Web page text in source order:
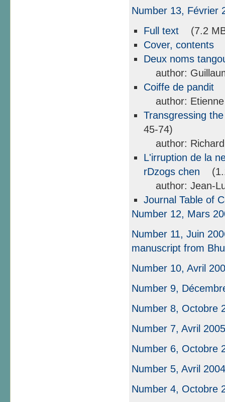
Number 13, Février
Full text
(7.2
Cover, contents
Deux noms
author:
Coiffe de pandit
author: Etienne
Transgressing
45-74)
author: Richard
L'irruption de la
rDzogs chen
author: Jean-
Journal Table of
Number 12, Mars
Number 11, Juin
manuscript from
Number 10, Avril
Number 9,
Number 8, Octobre
Number 7, Avril 2005
Number 6, Octobre
Number 5, Avril 2004
Number 4, Octobre